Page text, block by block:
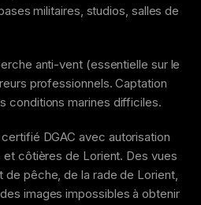
militaires, studios, salles de
anti-vent (essentielle sur le
professionnels. Captation
conditions marines difficiles.
DGAC avec autorisation
côtières de Lorient. Des vues
de pêche, de la rade de Lorient,
images impossibles à obtenir